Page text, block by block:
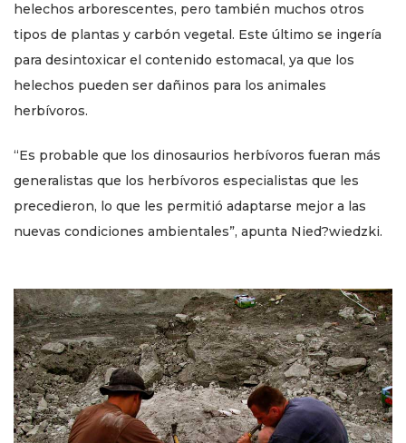
helechos arborescentes, pero también muchos otros
tipos de plantas y carbón vegetal. Este último se ingería
para desintoxicar el contenido estomacal, ya que los
helechos pueden ser dañinos para los animales
herbívoros.
“Es probable que los dinosaurios herbívoros fueran más
generalistas que los herbívoros especialistas que les
precedieron, lo que les permitió adaptarse mejor a las
nuevas condiciones ambientales”, apunta Nied?wiedzki.